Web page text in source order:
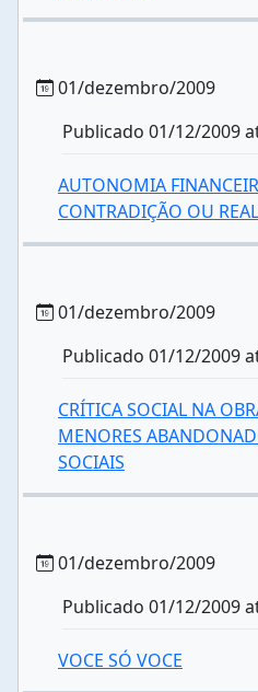
01/dezembro/2009
Publicado 01/12/2009
AUTONOMIA
CONTRADIÇÃO OU
01/dezembro/2009
Publicado 01/12/2009
CRÍTICA SOCIAL NA
MENORES
SOCIAIS
01/dezembro/2009
Publicado 01/12/2009
VOCE SÓ VOCE